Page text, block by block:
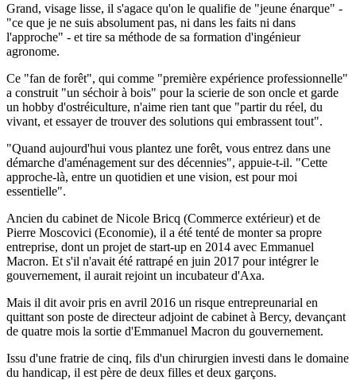
Grand, visage lisse, il s'agace qu'on le qualifie de "jeune énarque" -
"ce que je ne suis absolument pas, ni dans les faits ni dans
l'approche" - et tire sa méthode de sa formation d'ingénieur
agronome.
Ce "fan de forêt", qui comme "première expérience professionnelle"
a construit "un séchoir à bois" pour la scierie de son oncle et garde
un hobby d'ostréiculture, n'aime rien tant que "partir du réel, du
vivant, et essayer de trouver des solutions qui embrassent tout".
"Quand aujourd'hui vous plantez une forêt, vous entrez dans une
démarche d'aménagement sur des décennies", appuie-t-il. "Cette
approche-là, entre un quotidien et une vision, est pour moi
essentielle".
Ancien du cabinet de Nicole Bricq (Commerce extérieur) et de
Pierre Moscovici (Economie), il a été tenté de monter sa propre
entreprise, dont un projet de start-up en 2014 avec Emmanuel
Macron. Et s'il n'avait été rattrapé en juin 2017 pour intégrer le
gouvernement, il aurait rejoint un incubateur d'Axa.
Mais il dit avoir pris en avril 2016 un risque entrepreunarial en
quittant son poste de directeur adjoint de cabinet à Bercy, devançant
de quatre mois la sortie d'Emmanuel Macron du gouvernement.
Issu d'une fratrie de cinq, fils d'un chirurgien investi dans le domaine
du handicap, il est père de deux filles et deux garçons.